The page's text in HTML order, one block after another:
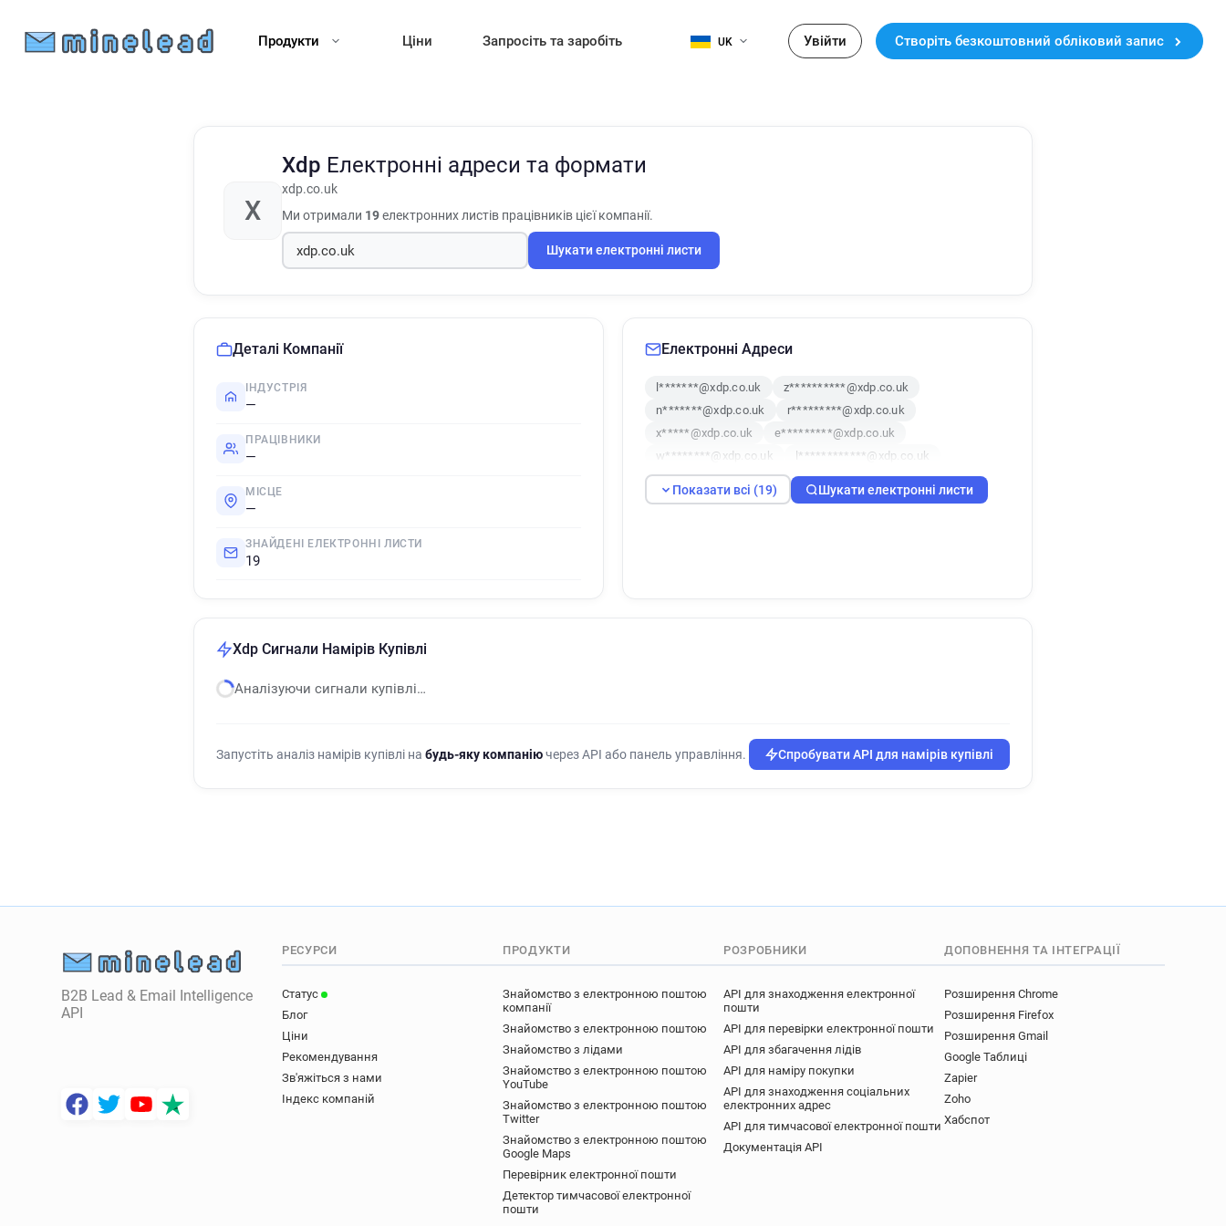
Продукти Ціни Запросіть та заробіть UK Увійти Створіть безкоштовний обліковий запис
X
Xdp Електронні адреси та формати
xdp.co.uk
Ми отримали 19електронних листів працівників цієї компанії.
Шукати електронні листи
Деталі Компанії
ІНДУСТРІЯ
—
ПРАЦІВНИКИ
—
МІСЦЕ
—
ЗНАЙДЕНІ ЕЛЕКТРОННІ ЛИСТИ
19
Електронні Адреси
l*******@xdp.co.uk
z**********@xdp.co.uk
n*******@xdp.co.uk
r*********@xdp.co.uk
x*****@xdp.co.uk
e*********@xdp.co.uk
w********@xdp.co.uk
l************@xdp.co.uk
x******@xdp.co.uk
a***********@xdp.co.uk
d**********@xdp.co.uk
t*****@xdp.co.uk
Показати всі (19) Шукати електронні листи
Xdp Сигнали Намірів Купівлі
Аналізуючи сигнали купівлі…
Запустіть аналіз намірів купівлі на будь-яку компаніючерез API або панель управління. Спробувати API для намірів купівлі
B2B Lead & Email Intelligence
API
РЕСУРСИ
Статус
Блог
Ціни
Рекомендування
Зв'яжіться з нами
Індекс компаній
ПРОДУКТИ
Знайомство з електронною поштою
компанії
Знайомство з електронною поштою
Знайомство з лідами
Знайомство з електронною поштою
YouTube
Знайомство з електронною поштою
Twitter
Знайомство з електронною поштою
Google Maps
Перевірник електронної пошти
Детектор тимчасової електронної
пошти
РОЗРОБНИКИ
API для знаходження електронної
пошти
API для перевірки електронної пошти
API для збагачення лідів
API для наміру покупки
API для знаходження соціальних
електронних адрес
API для тимчасової електронної пошти
Документація API
ДОПОВНЕННЯ ТА ІНТЕГРАЦІЇ
Розширення Chrome
Розширення Firefox
Розширення Gmail
Google Таблиці
Zapier
Zoho
Хабспот